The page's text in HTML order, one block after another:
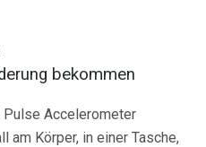
bekommen
Accelerometer
am Körper, in einer Tasche,